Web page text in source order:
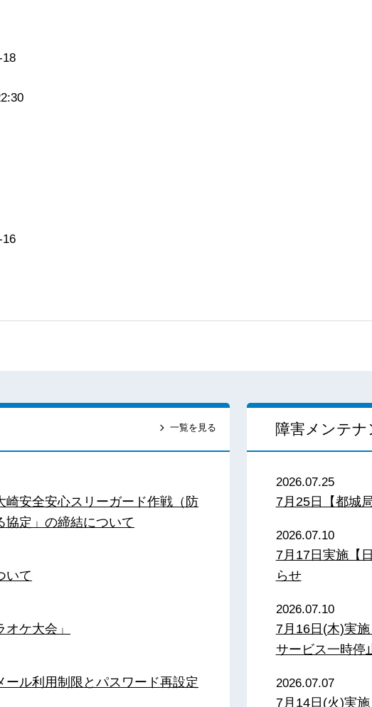
一覧を見る
安全安心スリーガード作戦（防
協定」の締結について
いて
ケ大会」
ール利用制限とパスワード再設定
障害メンテナ
2026.07.25
7月25日【都城
2026.07.10
7月17日実施【
らせ
2026.07.10
7月16日(木)実
サービス一時停
2026.07.07
7月14日(火)実